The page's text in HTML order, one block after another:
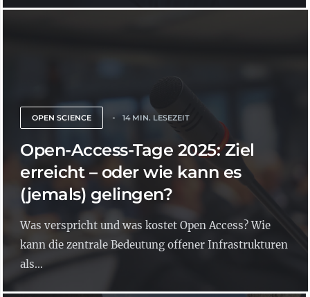
OPEN SCIENCE 14 MIN. LESEZEIT
Open-Access-Tage 2025: Ziel
erreicht – oder wie kann es
(jemals) gelingen?
Was verspricht und was kostet Open Access? Wie
kann die zentrale Bedeutung offener Infrastrukturen
als...